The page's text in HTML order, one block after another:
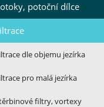
potoční dílce
dle objemu jezírka
pro malá jezírka
filtry, vortexy